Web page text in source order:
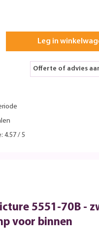
Leg in
Offerte of advies
4.57 / 5
5551-70B -
voor binnen